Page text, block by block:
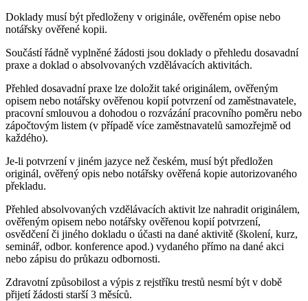
Doklady musí být předloženy v originále, ověřeném opise nebo
notářsky ověřené kopii.
Součástí řádně vyplněné žádosti jsou doklady o přehledu dosavadní
praxe a doklad o absolvovaných vzdělávacích aktivitách.
Přehled dosavadní praxe lze doložit také originálem, ověřeným
opisem nebo notářsky ověřenou kopií potvrzení od zaměstnavatele,
pracovní smlouvou a dohodou o rozvázání pracovního poměru nebo
zápočtovým listem (v případě více zaměstnavatelů samozřejmě od
každého).
Je-li potvrzení v jiném jazyce než českém, musí být předložen
originál, ověřený opis nebo notářsky ověřená kopie autorizovaného
překladu.
Přehled absolvovaných vzdělávacích aktivit lze nahradit originálem,
ověřeným opisem nebo notářsky ověřenou kopií potvrzení,
osvědčení či jiného dokladu o účasti na dané aktivitě (školení, kurz,
seminář, odbor. konference apod.) vydaného přímo na dané akci
nebo zápisu do průkazu odbornosti.
Zdravotní způsobilost a výpis z rejstříku trestů nesmí být v době
přijetí žádosti starší 3 měsíců.